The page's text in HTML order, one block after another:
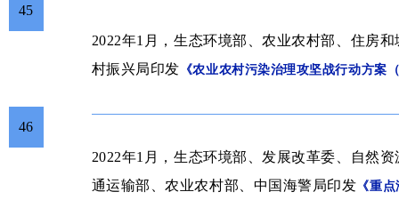
45
2022年1月，生态环境部、农业农村部、住房
村振兴局印发 《农业农村污染治理攻坚战行动方案
46
2022年1月，生态环境部、发展改革委、自然
通运输部、农业农村部、中国海警局印发 《重